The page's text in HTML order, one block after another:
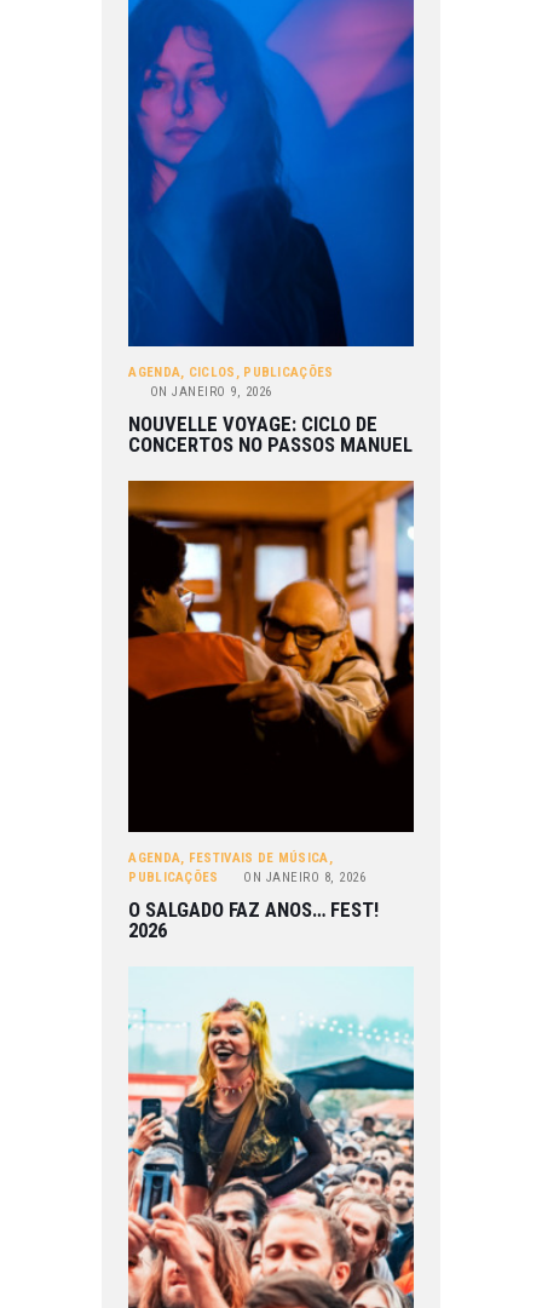
AGENDA, CICLOS , PUBLICAÇÕES
ON JANEIRO 9, 2026
NOUVELLE VOYAGE: CICLO DE
CONCERTOS NO PASSOS MANUEL
AGENDA, FESTIVAIS DE MÚSICA,
PUBLICAÇÕES
ON JANEIRO 8, 2026
O SALGADO FAZ ANOS… FEST!
2026